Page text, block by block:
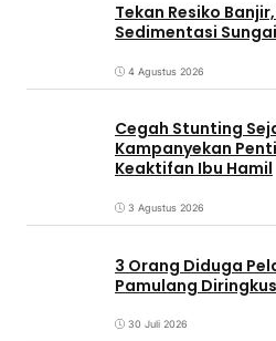
Tekan Resiko
Sedimentasi
4 Agustus 2026
Cegah Stunting
Kampanyekan
Keaktifan Ibu Hamil
3 Agustus 2026
3 Orang Diduga
Pamulang
30 Juli 2026